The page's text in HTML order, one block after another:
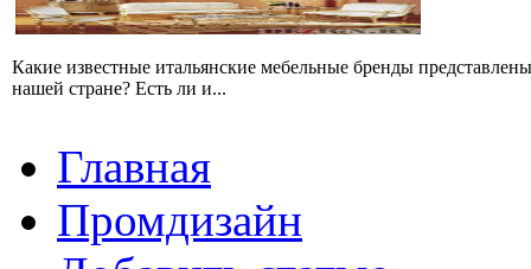
Какие известные итальянские мебельные бренды
нашей стране? Есть ли и...
Главная
Промдизайн